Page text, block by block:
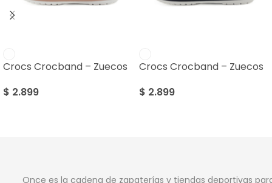
Crocs Crocband – Zuecos
$ 2.899
Crocs Crocband – Zuecos
$ 2.899
Once es la cadena de zapaterías y tiendas deportivas